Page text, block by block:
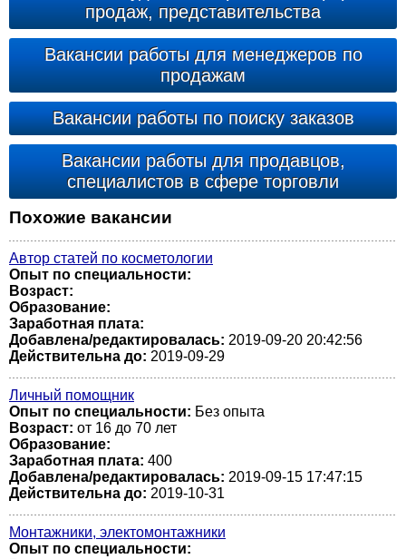
продаж, представительства
Вакансии работы для менеджеров по
продажам
Вакансии работы по поиску заказов
Вакансии работы для продавцов,
специалистов в сфере торговли
Похожие вакансии
Автор статей по косметологии
Опыт по специальности:
Возраст:
Образование:
Заработная плата:
Добавлена/редактировалась: 2019-09-20 20:42:56
Действительна до: 2019-09-29
Личный помощник
Опыт по специальности: Без опыта
Возраст: от 16 до 70 лет
Образование:
Заработная плата: 400
Добавлена/редактировалась: 2019-09-15 17:47:15
Действительна до: 2019-10-31
Монтажники, электомонтажники
Опыт по специальности: